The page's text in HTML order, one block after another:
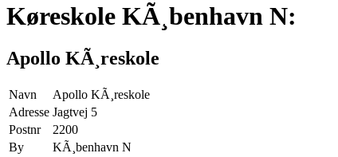
Køreskole KÃ¸benhavn N:
Apollo KÃ¸reskole
Navn
Apollo KÃ¸reskole
Adresse Jagtvej 5
Postnr
2200
By
KÃ¸benhavn N